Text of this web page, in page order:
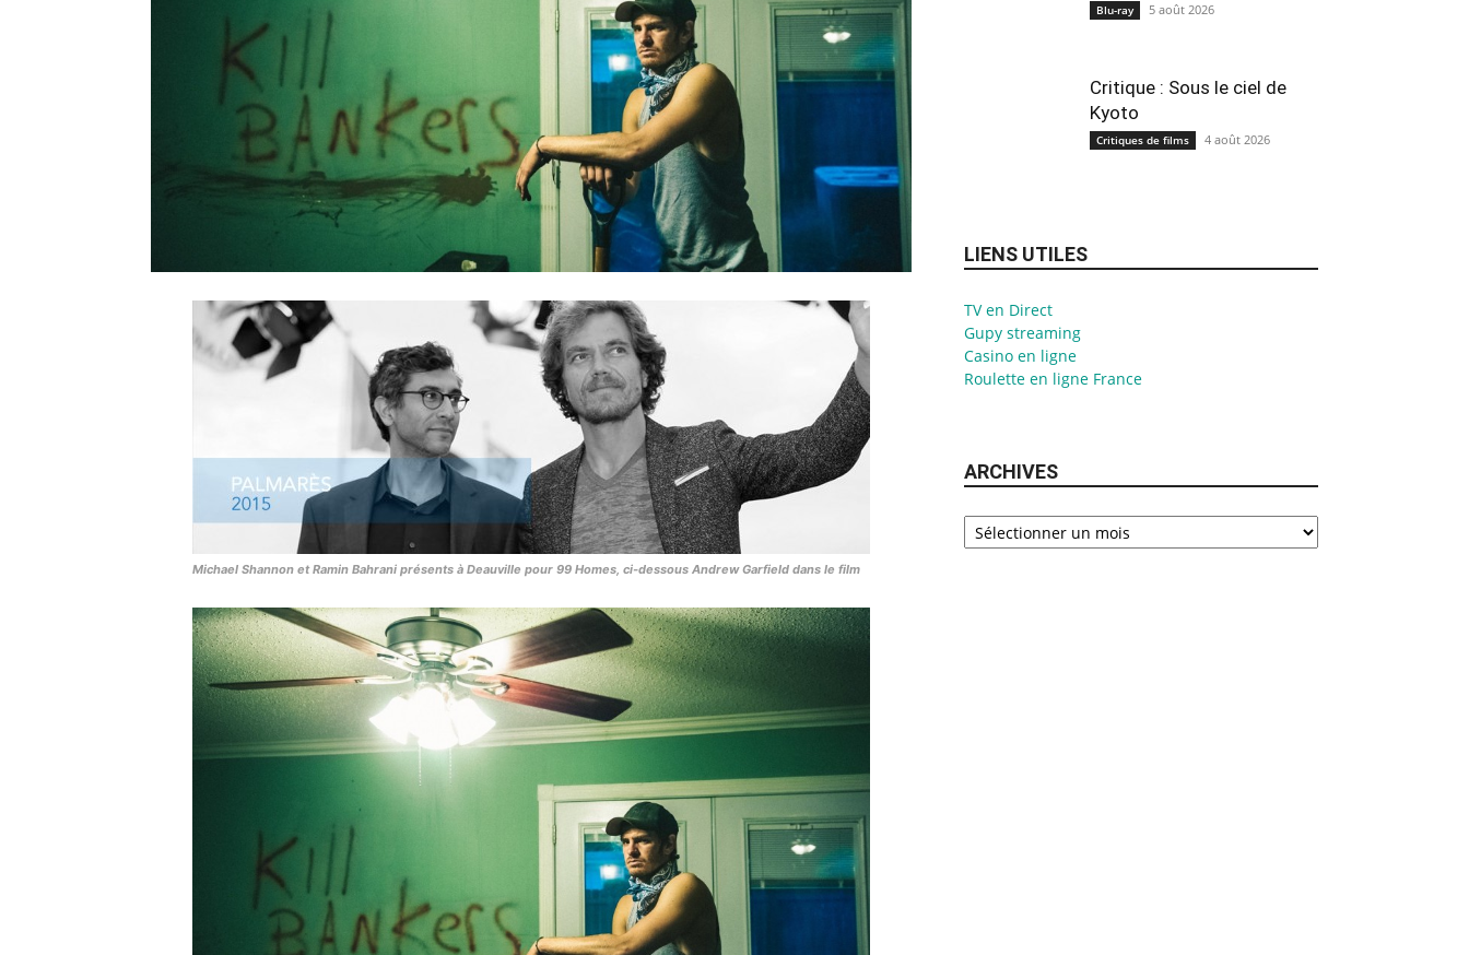
Michael Shannon et Ramin Bahrani présents à Deauville pour 99 Homes, ci-dessous Andrew Garfield dans le film
Blu-ray 5 août 2026
Critique : Sous le ciel de
Kyoto
Critiques de films 4 août 2026
LIENS UTILES
TV en Direct
Gupy streaming
Casino en ligne
Roulette en ligne France
ARCHIVES
Archives